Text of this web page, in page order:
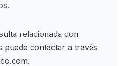
relacionada con
puede contactar a través
.